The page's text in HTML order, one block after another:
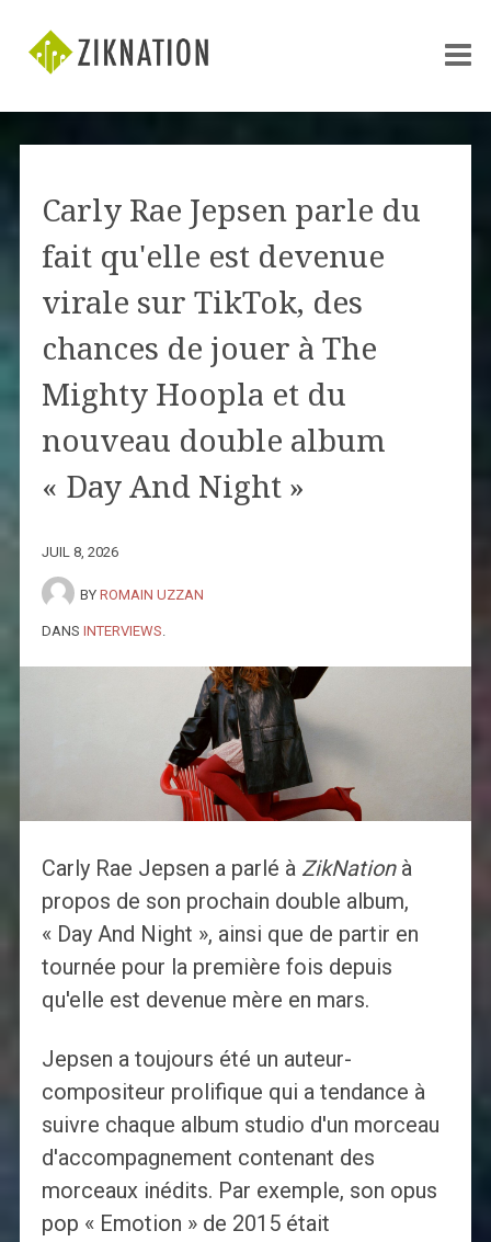
Carly Rae Jepsen parle du
fait qu'elle est devenue
virale sur TikTok, des
chances de jouer à The
Mighty Hoopla et du
nouveau double album
« Day And Night »
JUIL 8, 2026
BY ROMAIN UZZAN
DANS INTERVIEWS
Carly Rae Jepsen a parlé à ZikNationà
propos de son prochain double album,
« Day And Night », ainsi que de partir en
tournée pour la première fois depuis
qu'elle est devenue mère en mars.
Jepsen a toujours été un auteur-
compositeur prolifique qui a tendance à
suivre chaque album studio d'un morceau
d'accompagnement contenant des
morceaux inédits. Par exemple, son opus
pop « Emotion » de 2015 était